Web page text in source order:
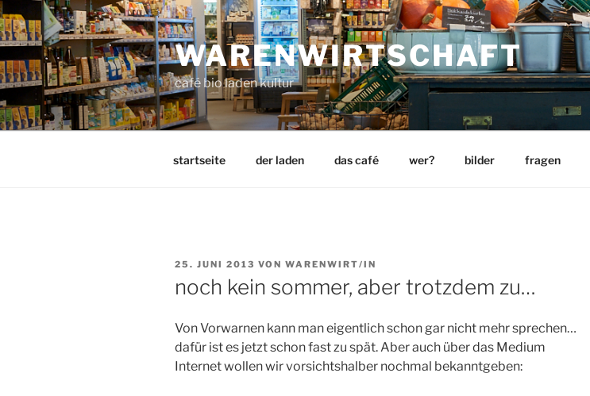
Zum
Inhalt
springen
WARENWIRTSCHAFT
café bio laden kultur
startseite der laden das café wer? bilder fragen
VERÖFFENTLICHT
25. JUNI 2013 VON WARENWIRT/IN
noch kein sommer, aber trotzdem zu…
Von Vorwarnen kann man eigentlich schon gar nicht mehr sprechen…
dafür ist es jetzt schon fast zu spät. Aber auch über das Medium
Internet wollen wir vorsichtshalber nochmal bekanntgeben: